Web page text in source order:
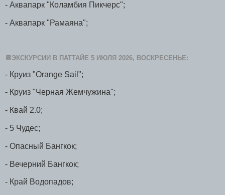
- Аквапарк "Коламбия Пикчерс";
- Аквапарк "Рамаяна";
📆ЭКСКУРСИИ В ПАТТАЙЕ 5 ИЮЛЯ 2026, ВОСКРЕСЕНЬЕ:
- Круиз "Orange Sail";
- Круиз "Черная Жемчужина";
- Квай 2.0;
- 5 Чудес;
- Опасный Бангкок;
- Вечерний Бангкок;
- Край Водопадов;